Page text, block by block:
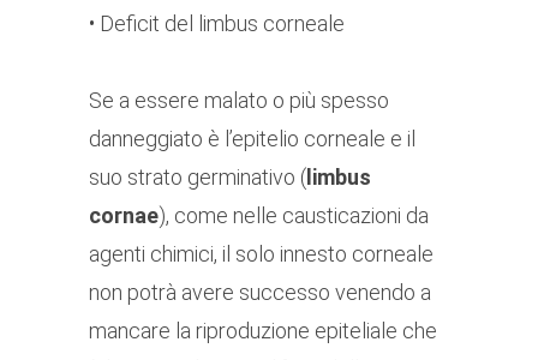
• Deficit del limbus corneale
Se a essere malato o più spesso
danneggiato è l’epitelio corneale e il
suo strato germinativo ( limbus
cornae), come nelle causticazioni da
agenti chimici, il solo innesto corneale
non potrà avere successo venendo a
mancare la riproduzione epiteliale che